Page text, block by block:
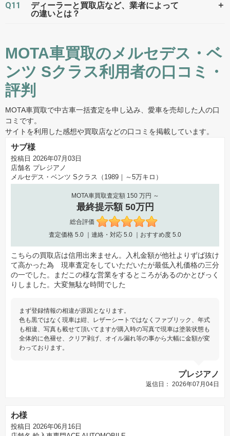
Q11
ディーラーと買取店など、業者によって
の違いとは？
＋
MOTA車買取のメルセデス・ベ
ンツ Sクラス利用者の口コミ・
評判
MOTA車買取で中古車一括査定を申し込み、愛車を売却した人の口
コミです。
サイトを利用した感想や買取店などの口コミを掲載しています。
サブ様
投稿日 2026年07月03日
店舗名 プレジアノ
メルセデス・ベンツ Sクラス（1989｜～5万キロ）
MOTA車買取査定額 150 万円 ～
最終提示額 50万円
総合評価
査定価格 5.0 ｜連絡・対応 5.0 ｜おすすめ度 5.0
こちらの買取店は信用出来ません。入札金額が他社よりずば抜け
て高かった為 現車査定をしていただいたが最低入札価格の三分
の一でした。まだこの様な営業をするところがあるのかとびっく
りしました。大変無駄な時間でした
まず登録情報の相違が原因となります。
色も黒ではなく現車は紺、レザーシートではなくファブリック、年式
も相違、写真も載せて頂いてますが購入時の写真で現車は塗装状態も
全体的に色褪せ、クリア剥げ、オイル漏れ等の事から大幅に金額が変
わっております。
プレジアノ
返信日： 2026年07月04日
わ様
投稿日 2026年06月16日